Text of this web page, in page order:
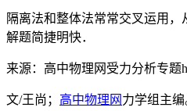
隔离法和整体法常常交叉运用
解题简捷明快．
来源：高中物理网受力分析专题
文/王尚； 高中物理网 力学组主编